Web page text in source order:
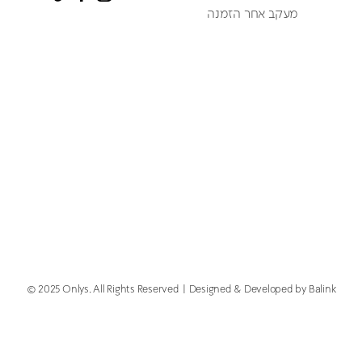
מעקב אחר הזמנה
© 2025 Onlys. All Rights Reserved Designed & Developed by Balink